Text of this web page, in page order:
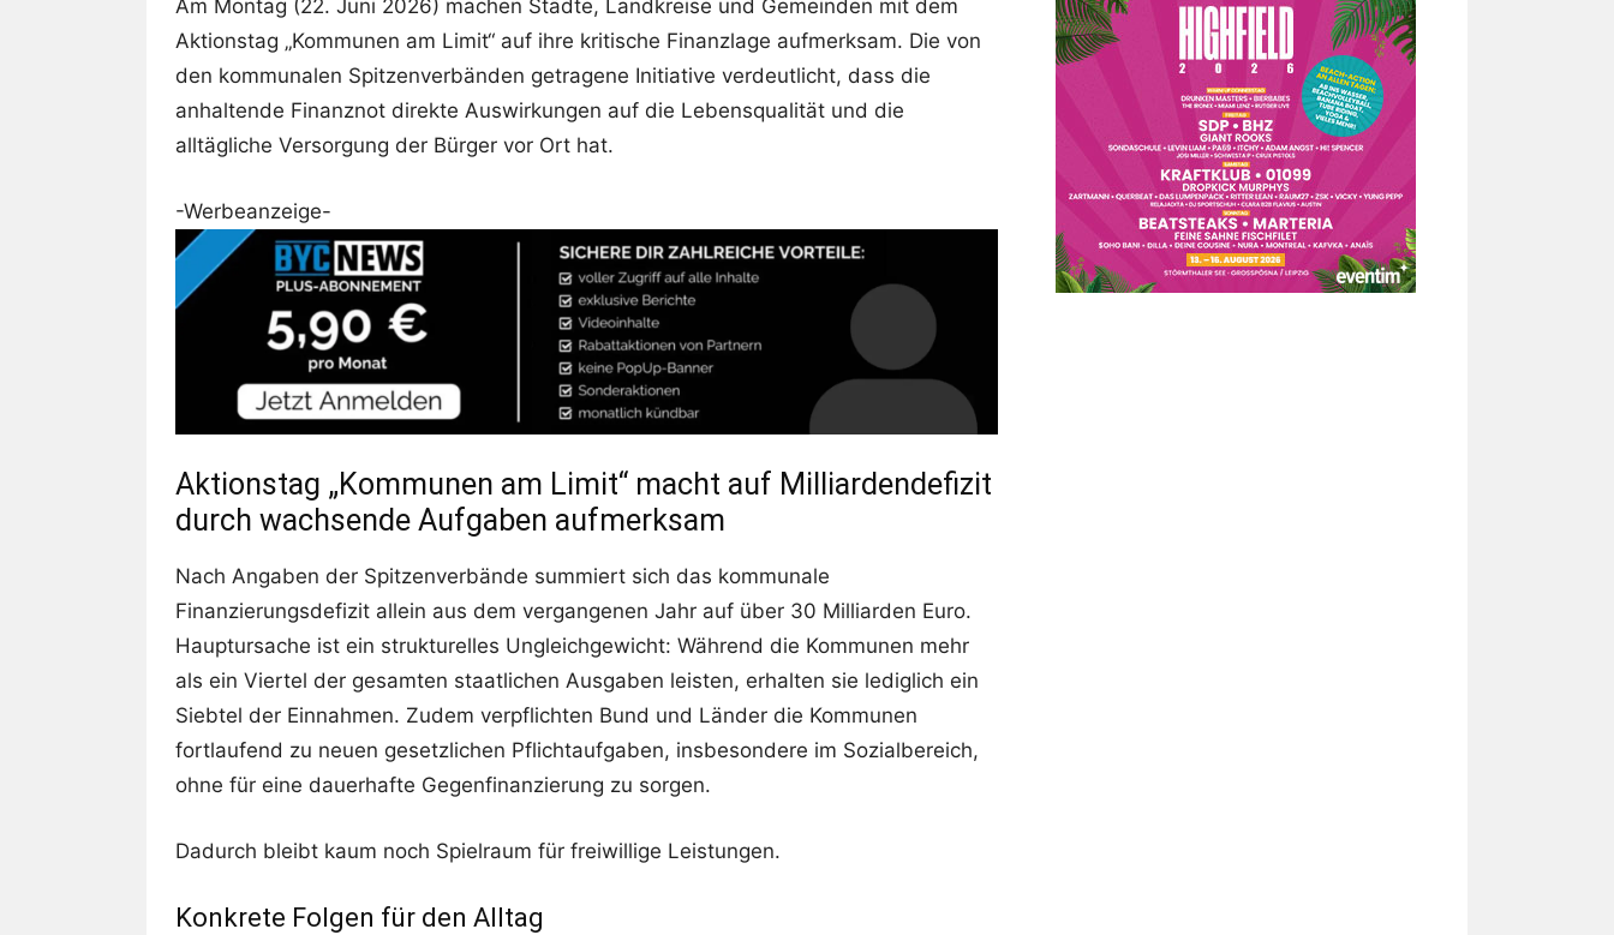
Am Montag (22. Juni 2026) machen Städte, Landkreise und Gemeinden mit dem
Aktionstag „Kommunen am Limit“ auf ihre kritische Finanzlage aufmerksam. Die von
den kommunalen Spitzenverbänden getragene Initiative verdeutlicht, dass die
anhaltende Finanznot direkte Auswirkungen auf die Lebensqualität und die
alltägliche Versorgung der Bürger vor Ort hat.
-Werbeanzeige-
Aktionstag „Kommunen am Limit“ macht auf Milliardendefizit
durch wachsende Aufgaben aufmerksam
Nach Angaben der Spitzenverbände summiert sich das kommunale
Finanzierungsdefizit allein aus dem vergangenen Jahr auf über 30 Milliarden Euro.
Hauptursache ist ein strukturelles Ungleichgewicht: Während die Kommunen mehr
als ein Viertel der gesamten staatlichen Ausgaben leisten, erhalten sie lediglich ein
Siebtel der Einnahmen. Zudem verpflichten Bund und Länder die Kommunen
fortlaufend zu neuen gesetzlichen Pflichtaufgaben, insbesondere im Sozialbereich,
ohne für eine dauerhafte Gegenfinanzierung zu sorgen.
Dadurch bleibt kaum noch Spielraum für freiwillige Leistungen.
Konkrete Folgen für den Alltag